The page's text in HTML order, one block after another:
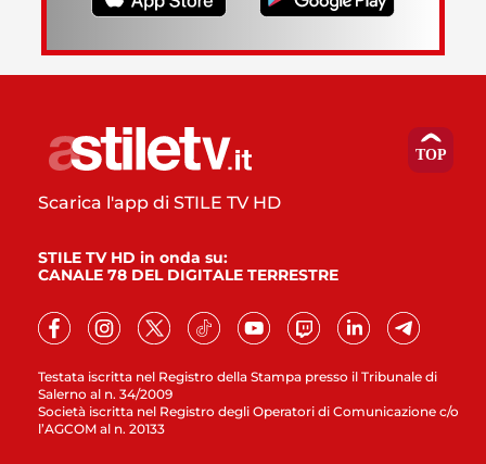
Testata iscritta nel Registro della Stampa presso il Tribunale di
Salerno al n. 34/2009
Società iscritta nel Registro degli Operatori di Comunicazione c/o
l’AGCOM al n. 20133
Scarica l'app di STILE TV HD
STILE TV HD in onda su:
CANALE 78 DEL DIGITALE TERRESTRE